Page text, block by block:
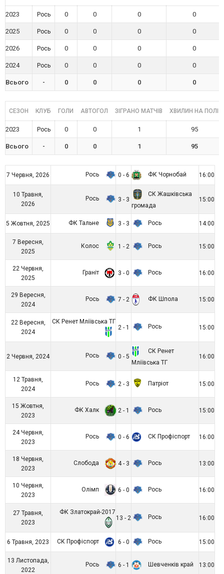
2023 Рось 0 0 0 0
2025 Рось 0 0 0 0
2026 Рось 0 0 0 0
2024 Рось 0 0 0 0
Всього - 0 0 0 0
СЕЗОН КЛУБ ГОЛИ АВТОГОЛ ЗІГРАНО МАТЧІВ ХВИЛИН НА ПОЛІ
2023 Рось 0 0 1 95
Всього - 0 0 1 95
7 Червня, 2026 Рось 0 - 6 ФК Чорнобай 16:00
10 Травня,
2026
Рось 3 - 3
СК Жашківська
громада
15:00
5 Жовтня, 2025 ФК Тальне 3 - 3 Рось 14:00
7 Вересня,
2025
Колос 1 - 2 Рось 15:00
22 Червня,
2025
Граніт 3 - 0 Рось 16:00
29 Вересня,
2024
Рось 7 - 2 ФК Шпола 15:00
22 Вересня,
2024
СК Ренет Мліївська ТГ
2 - 1
Рось 15:00
2 Червня, 2024 Рось 0 - 5
СК Ренет
Мліївська ТГ
16:00
12 Травня,
2024
Рось 2 - 3 Патріот 15:00
15 Жовтня,
2023
ФК Халк 2 - 1 Рось 15:00
24 Червня,
2023
Рось 0 - 6 СК Профіспорт 16:00
18 Червня,
2023
Слобода 4 - 3 Рось 13:00
10 Червня,
2023
Олімп 6 - 0 Рось 16:00
27 Травня,
2023
ФК Златокрай-2017
13 - 2
Рось 16:00
6 Травня, 2023 СК Профіспорт 6 - 0 Рось 15:00
13 Листопада,
2022
Рось 6 - 1 Шевченків край 13:00